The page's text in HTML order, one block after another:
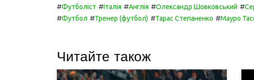
#Футболіст #Італія #Англія #Олександр Шовковський #
#Футбол #Тренер (футбол) #Тарас Степаненко #Мауро
Читайте також